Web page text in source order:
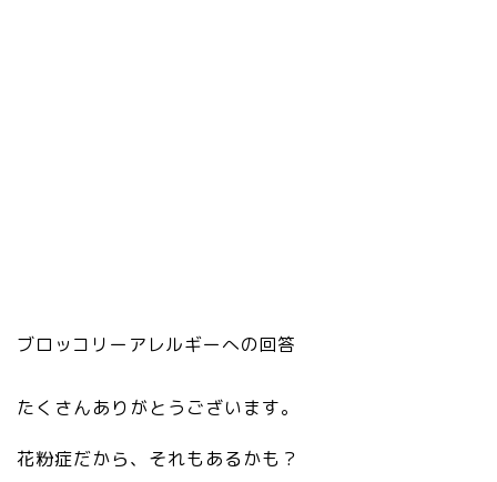
ブロッコリーアレルギーへの回答
たくさんありがとうございます。
花粉症だから、それもあるかも？